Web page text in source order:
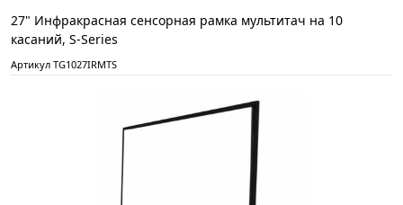
27" Инфракрасная сенсорная рамка мультитач на 10
касаний, S-Series
Артикул TG1027IRMTS